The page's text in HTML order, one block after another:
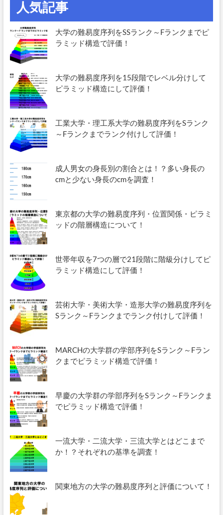
人気記事
大学の難易度序列をSSランク～Fランクまでピ
ラミッド構造で評価！
大学の難易度序列を15段階でレベル分けして
ピラミッド構造にして評価！
工業大学・理工系大学の難易度序列をSランク
～Fランクまでランク付けして評価！
成人男女の身長別の割合とは！？多い身長の
cmと少ない身長のcmを調査！
東京都の大学の難易度序列・位置関係・ピラミ
ッドの階層構造について！
世帯年収を7つの層で21段階に階級分けしてピ
ラミッド構造にして評価！
芸術大学・美術大学・造形大学の難易度序列を
Sランク～Fランクまでランク付けして評価！
MARCHの大学群の学部序列をSランク～Fラン
クまでピラミッド構造で評価！
早慶の大学群の学部序列をSランク～Fランクま
でピラミッド構造で評価！
一流大学・二流大学・三流大学とはどこまで
か！？それぞれの基準を調査！
関東地方の大学の難易度序列と評価について！